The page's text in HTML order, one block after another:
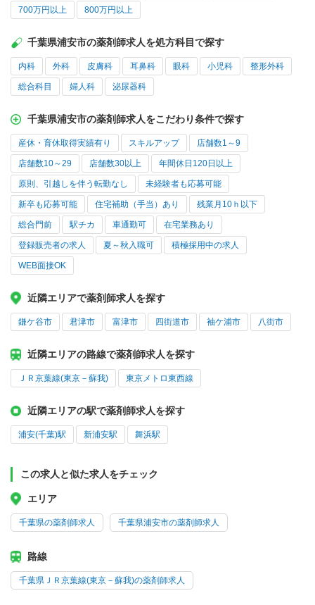
700万円以上 800万円以上
千葉県浦安市の薬剤師求人を処方科目で探す
内科 外科 皮膚科 耳鼻科 眼科 小児科 整形外科
総合科目 婦人科 泌尿器科
千葉県浦安市の薬剤師求人をこだわり条件で探す
産休・育休取得実績有り スキルアップ 店舗数1～9
店舗数10～29 店舗数30以上 年間休日120日以上
原則、引越しを伴う転勤なし 未経験者も応募可能
新卒も応募可能 住宅補助（手当）あり 残業月10ｈ以下
総合門前 駅チカ 車通勤可 在宅業務あり
登録販売者の求人 夏～秋入職可 積極採用中の求人
WEB面接OK
近隣エリアで薬剤師求人を探す
鎌ケ谷市 君津市 富津市 四街道市 袖ケ浦市 八街市
近隣エリアの路線で薬剤師求人を探す
ＪＲ京葉線(東京－蘇我) 東京メトロ東西線
近隣エリアの駅で薬剤師求人を探す
浦安(千葉)駅 新浦安駅 舞浜駅
この求人と似た求人をチェック
エリア
千葉県の薬剤師求人 千葉県浦安市の薬剤師求人
路線
千葉県ＪＲ京葉線(東京－蘇我)の薬剤師求人